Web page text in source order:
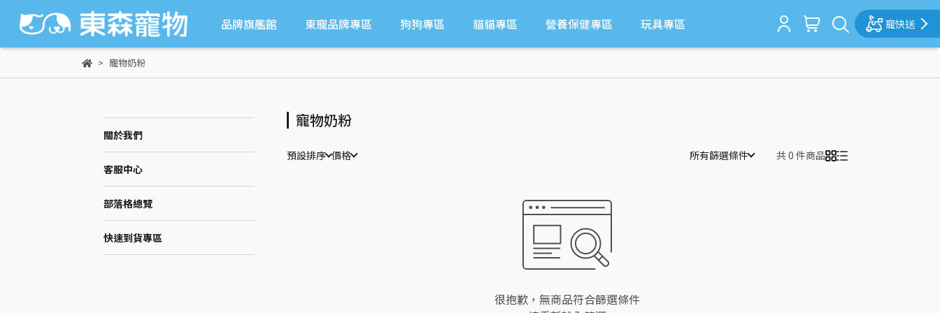
品牌旗艦館 東寵品牌專區 狗狗專區 貓貓專區 營養保健專區 玩具專區 寵快送
寵物奶粉
關於我們
客服中心
部落格總覽
快速到貨專區
寵物奶粉
預設排序 價格 所有篩選條件 共 0 件商品
很抱歉，無商品符合篩選條件